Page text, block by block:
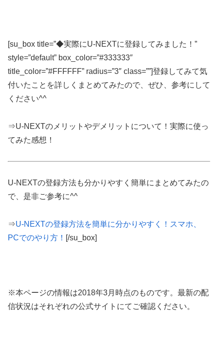
[su_box title=”◆実際にU-NEXTに登録してみました！”
style=”default” box_color=”#333333″
title_color=”#FFFFFF” radius=”3″ class=””]登録してみて気
付いたことを詳しくまとめてみたので、ぜひ、参考にして
ください^^
⇒U-NEXTのメリットやデメリットについて！実際に使っ
てみた感想！
U-NEXTの登録方法も分かりやすく簡単にまとめてみたの
で、是非ご参考に^^
⇒U-NEXTの登録方法を簡単に分かりやすく！スマホ、
PCでのやり方！ [/su_box]
※本ページの情報は2018年3月時点のものです。最新の配
信状況はそれぞれの公式サイトにてご確認ください。